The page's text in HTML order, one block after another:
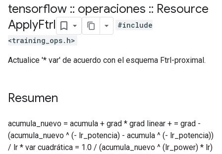
tensorflow :: operaciones :: Resource
ApplyFtrl
#include
<training_ops.h>
Actualice '* var' de acuerdo con el esquema Ftrl-proximal.
Resumen
acumula_nuevo = acumula + grad * grad linear + = grad -
(acumula_nuevo ^ (- lr_potencia) - acumula ^ (- lr_potencia))
/ lr * var cuadrática = 1.0 / (acumula_nuevo ^ (lr_power) * lr)